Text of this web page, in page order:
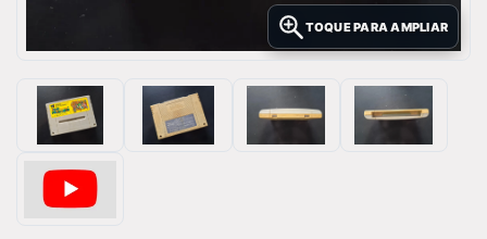
TOQUE PARA AMPLIAR